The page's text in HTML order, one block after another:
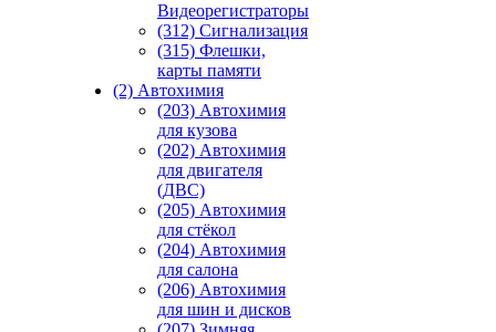
Видеорегистраторы
(312) Сигнализация
(315) Флешки,
карты памяти
(2) Автохимия
(203) Автохимия
для кузова
(202) Автохимия
для двигателя
(ДВС)
(205) Автохимия
для стёкол
(204) Автохимия
для салона
(206) Автохимия
для шин и дисков